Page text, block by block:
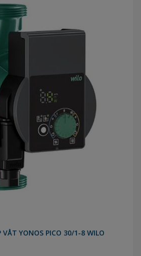
VÅT YONOS PICO 30/1-8 WILO